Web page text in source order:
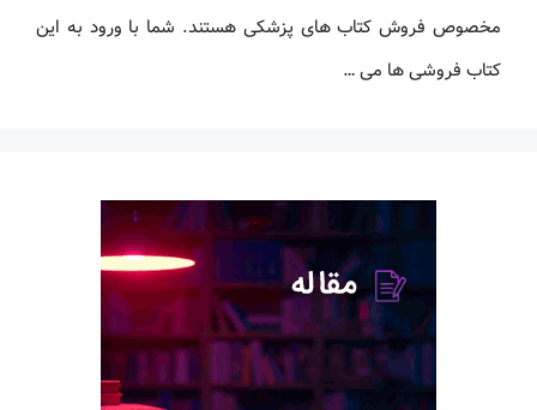
مخصوص فروش کتاب های پزشکی هستند. شما با ورود به این
کتاب فروشی ها می …